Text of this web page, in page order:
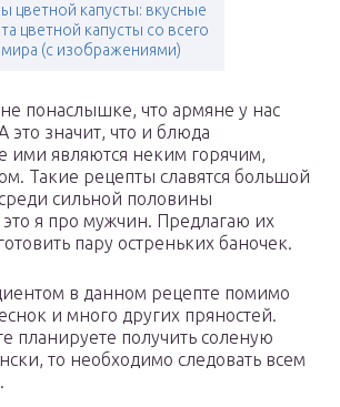
цветной капусты: вкусные
цветной капусты со всего
мира (с изображениями)
понаслышке, что армяне у нас
это значит, что и блюда
ими являются неким горячим,
Такие рецепты славятся большой
сильной половины
я про мужчин. Предлагаю их
пару остреньких баночек.
в данном рецепте помимо
и много других пряностей.
планируете получить соленую
то необходимо следовать всем